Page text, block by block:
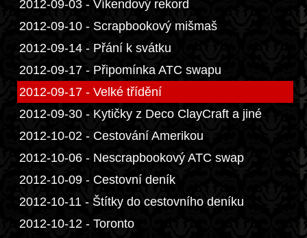
2012-09-03 - Víkendový rekord
2012-09-10 - Scrapbookový mišmaš
2012-09-14 - Přání k svátku
2012-09-17 - Připomínka ATC swapu
2012-09-17 - Velké třídění
2012-09-30 - Kytičky z Deco ClayCraft a jiné
2012-10-02 - Cestování Amerikou
2012-10-06 - Nescrapbookový ATC swap
2012-10-09 - Cestovní deník
2012-10-11 - Štítky do cestovního deníku
2012-10-12 - Toronto